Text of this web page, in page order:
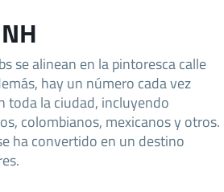
se alinean en la pintoresca calle
hay un número cada vez
toda la ciudad, incluyendo
colombianos, mexicanos y otros.
ha convertido en un destino